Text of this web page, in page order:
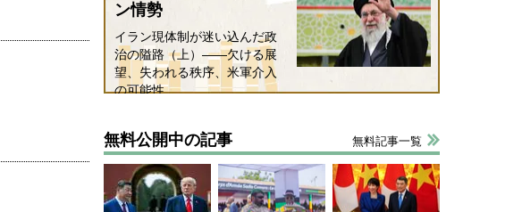
ン情勢
イラン現体制が迷い込んだ政
治の隘路（上）――欠ける展
望、失われる秩序、米軍介入
の可能性
無料公開中の記事 無料記事一覧